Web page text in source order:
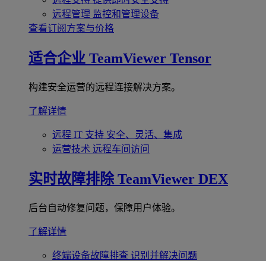
远程管理 监控和管理设备
查看订阅方案与价格
适合企业 TeamViewer Tensor
构建安全运营的远程连接解决方案。
了解详情
远程 IT 支持 安全、灵活、集成
运营技术 远程车间访问
实时故障排除 TeamViewer DEX
后台自动修复问题，保障用户体验。
了解详情
终端设备故障排查 识别并解决问题